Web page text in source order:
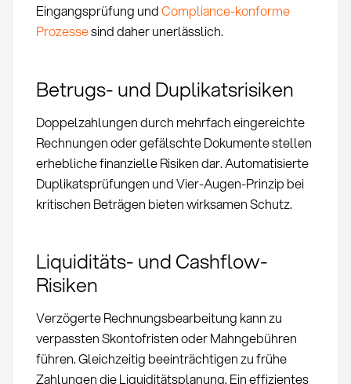
Eingangsprüfung undCompliance-konforme
Prozessesind daher unerlässlich.
Betrugs- und Duplikatsrisiken
Doppelzahlungen durch mehrfach eingereichte
Rechnungen oder gefälschte Dokumente stellen
erhebliche finanzielle Risiken dar. Automatisierte
Duplikatsprüfungen und Vier-Augen-Prinzip bei
kritischen Beträgen bieten wirksamen Schutz.
Liquiditäts- und Cashflow-
Risiken
Verzögerte Rechnungsbearbeitung kann zu
verpassten Skontofristen oder Mahngebühren
führen. Gleichzeitig beeinträchtigen zu frühe
Zahlungen die Liquiditätsplanung. Ein effizientes